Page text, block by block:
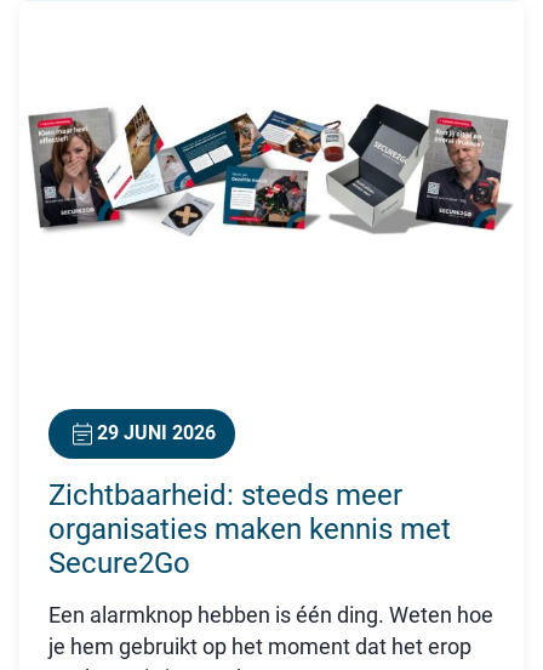
29 JUNI 2026
Zichtbaarheid: steeds meer
organisaties maken kennis met
Secure2Go
Een alarmknop hebben is één ding. Weten hoe
je hem gebruikt op het moment dat het erop